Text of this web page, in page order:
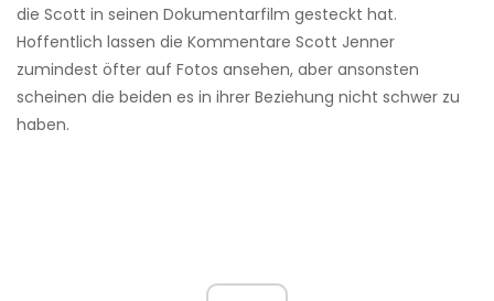
die Scott in seinen Dokumentarfilm gesteckt hat.
Hoffentlich lassen die Kommentare Scott Jenner
zumindest öfter auf Fotos ansehen, aber ansonsten
scheinen die beiden es in ihrer Beziehung nicht schwer zu
haben.